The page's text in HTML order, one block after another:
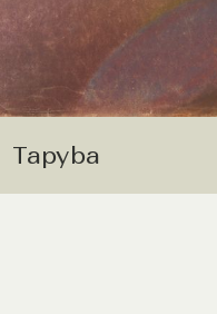
Tapyba